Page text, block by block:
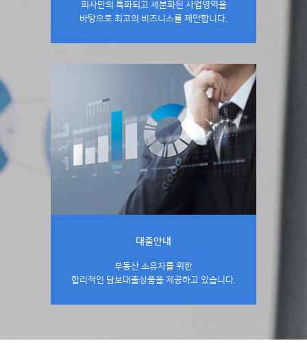
회사만의 특화되고 세분화된 사업영역을
바탕으로 최고의 비즈니스를 제안합니다.
대출안내
페이지 상세보기
대출안내
부동산 소유자를 위한
합리적인 담보대출상품을 제공하고 있습니다.